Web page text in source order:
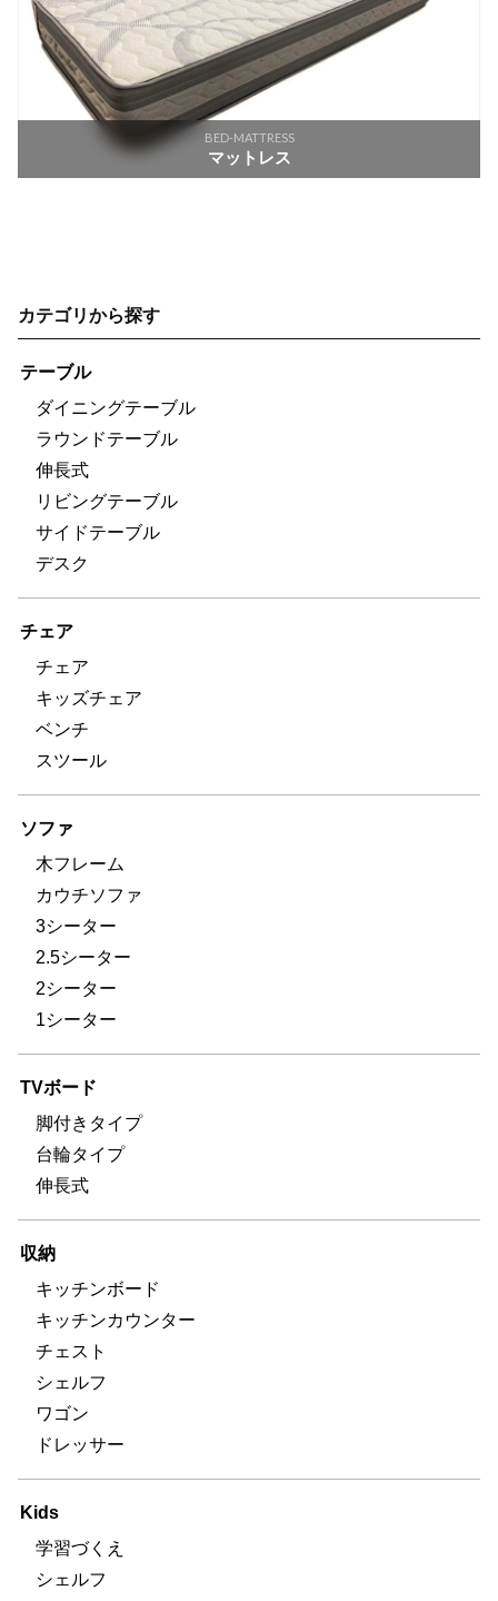
BED-MATTRESS
マットレス
カテゴリから探す
テーブル
ダイニングテーブル
ラウンドテーブル
伸長式
リビングテーブル
サイドテーブル
デスク
チェア
チェア
キッズチェア
ベンチ
スツール
ソファ
木フレーム
カウチソファ
3シーター
2.5シーター
2シーター
1シーター
TVボード
脚付きタイプ
台輪タイプ
伸長式
収納
キッチンボード
キッチンカウンター
チェスト
シェルフ
ワゴン
ドレッサー
Kids
学習づくえ
シェルフ